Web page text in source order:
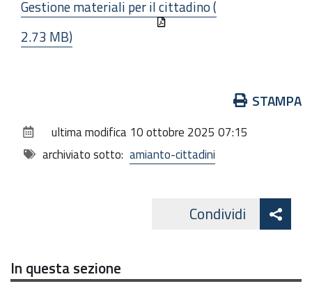
Gestione materiali per il cittadino (
2.73 MB)
documento
STAMPA
ultima modifica 10 ottobre 2025 07:15
archiviato sotto: amianto-cittadini
Condividi
In questa sezione